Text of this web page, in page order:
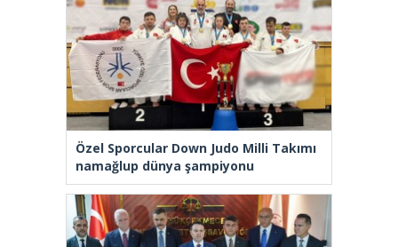
Özel Sporcular Down Judo Milli Takımı
namağlup dünya şampiyonu